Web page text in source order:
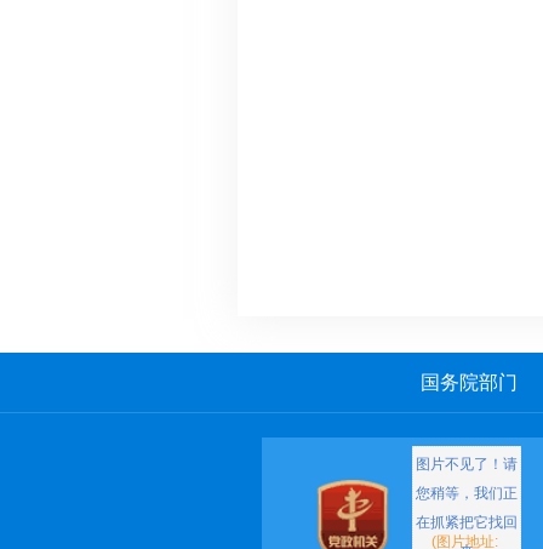
国务院部门